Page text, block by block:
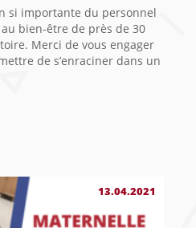
si importante du personnel
bien-être de près de 30
Merci de vous engager
de s’enraciner dans un
13.04.2021